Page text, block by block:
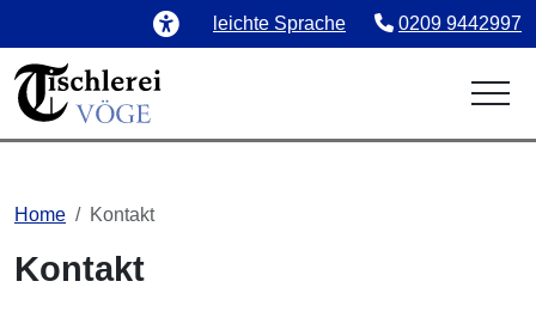
Sprachmodus:
leichte Sprache Telefonnummer:
0209 9442997
Home Kontakt
Kontakt